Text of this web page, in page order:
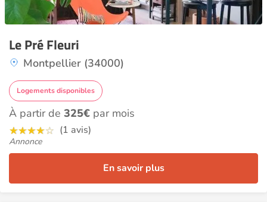
Le Pré Fleuri
Montpellier (34000)
Logements disponibles
À partir de 325€ par mois
(1 avis)
Annonce
En savoir plus